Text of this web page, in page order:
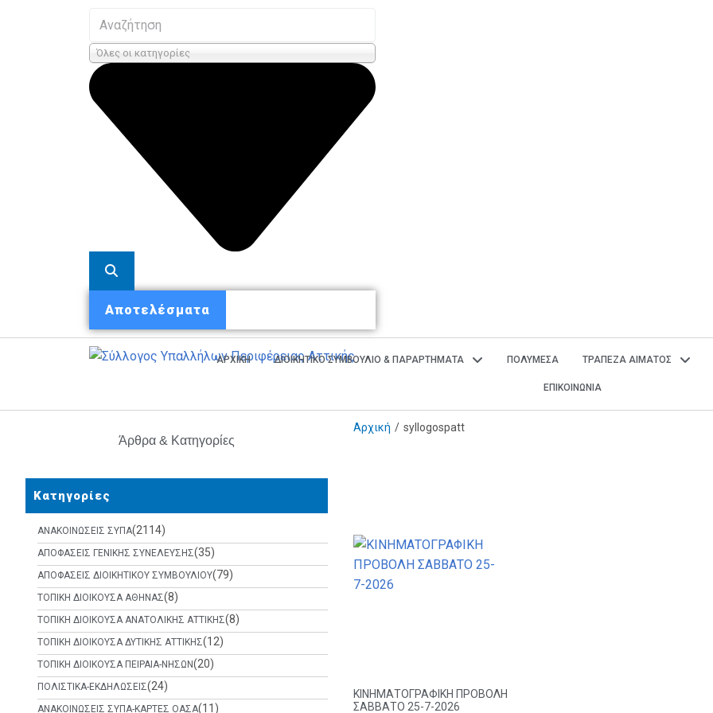
Όλες οι κατηγορίες
Αποτελέσματα
ΑΡΧΙΚΗ ΔΙΟΙΚΗΤΙΚΟ ΣΥΜΒΟΥΛΙΟ & ΠΑΡΑΡΤΗΜΑΤΑ ΠΟΛΥΜΕΣΑ ΤΡΑΠΕΖΑ ΑΙΜΑΤΟΣ
ΕΠΙΚΟΙΝΩΝΙΑ
Άρθρα & Κατηγορίες
Κατηγορίες
ΑΝΑΚΟΙΝΩΣΕΙΣ ΣΥΠΑ(2114)
ΑΠΟΦΑΣΕΙΣ ΓΕΝΙΚΗΣ ΣΥΝΕΛΕΥΣΗΣ(35)
ΑΠΟΦΑΣΕΙΣ ΔΙΟΙΚΗΤΙΚΟΥ ΣΥΜΒΟΥΛΙΟΥ(79)
ΤΟΠΙΚΗ ΔΙΟΙΚΟΥΣΑ ΑΘΗΝΑΣ(8)
ΤΟΠΙΚΗ ΔΙΟΙΚΟΥΣΑ ΑΝΑΤΟΛΙΚΗΣ ΑΤΤΙΚΗΣ(8)
ΤΟΠΙΚΗ ΔΙΟΙΚΟΥΣΑ ΔΥΤΙΚΗΣ ΑΤΤΙΚΗΣ(12)
ΤΟΠΙΚΗ ΔΙΟΙΚΟΥΣΑ ΠΕΙΡΑΙΑ-ΝΗΣΩΝ(20)
ΠΟΛΙΣΤΙΚΑ-ΕΚΔΗΛΩΣΕΙΣ(24)
ΑΝΑΚΟΙΝΩΣΕΙΣ ΣΥΠΑ-ΚΑΡΤΕΣ ΟΑΣΑ(11)
Αρχική / syllogospatt
ΚΙΝΗΜΑΤΟΓΡΑΦΙΚΗ ΠΡΟΒΟΛΗ
ΣΑΒΒΑΤΟ 25-7-2026